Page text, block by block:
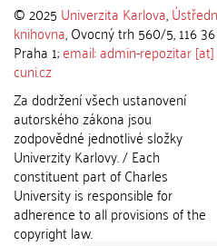
© 2025 Univerzita Karlova,
knihovna, Ovocný trh 560/5, 116 36
Praha 1;email: admin-repozitar [at]
cuni.cz
Za dodržení všech ustanovení
autorského zákona jsou
zodpovědné jednotlivé složky
Univerzity Karlovy. / Each
constituent part of Charles
University is responsible for
adherence to all provisions of the
copyright law.